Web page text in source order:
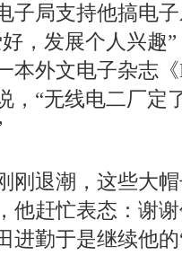
子局支持他搞电
，发展个人兴趣
本外文电子杂志
，“无线电二厂定
刚退潮，这些大
他赶忙表态：谢
进勤于是继续他